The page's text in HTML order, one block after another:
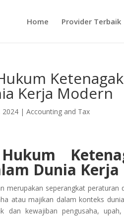
Home Provider Terbaik
Kerja Modern
2024 | Accounting and Tax
Dunia Kerja
merupakan seperangkat
atau majikan dalam konteks
dan kewajiban pengusaha,